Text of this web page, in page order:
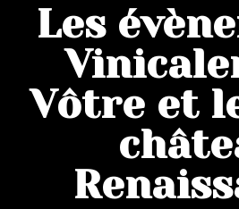
Les
Vôtre et